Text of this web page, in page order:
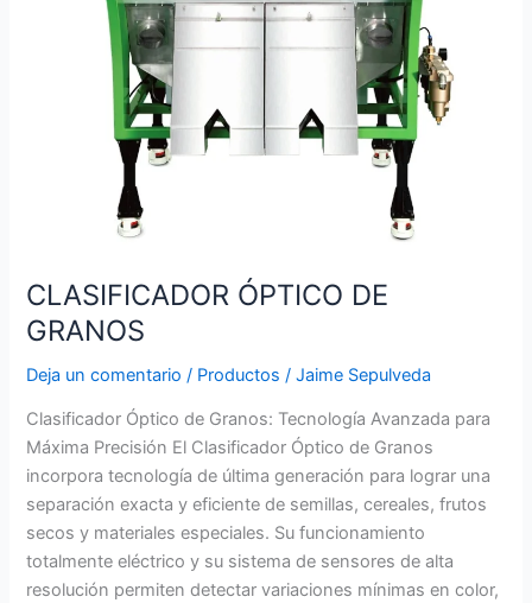
CLASIFICADOR ÓPTICO DE
GRANOS
Deja un comentario / Productos /Jaime Sepulveda
Clasificador Óptico de Granos: Tecnología Avanzada para
Máxima Precisión El Clasificador Óptico de Granos
incorpora tecnología de última generación para lograr una
separación exacta y eficiente de semillas, cereales, frutos
secos y materiales especiales. Su funcionamiento
totalmente eléctrico y su sistema de sensores de alta
resolución permiten detectar variaciones mínimas en color,